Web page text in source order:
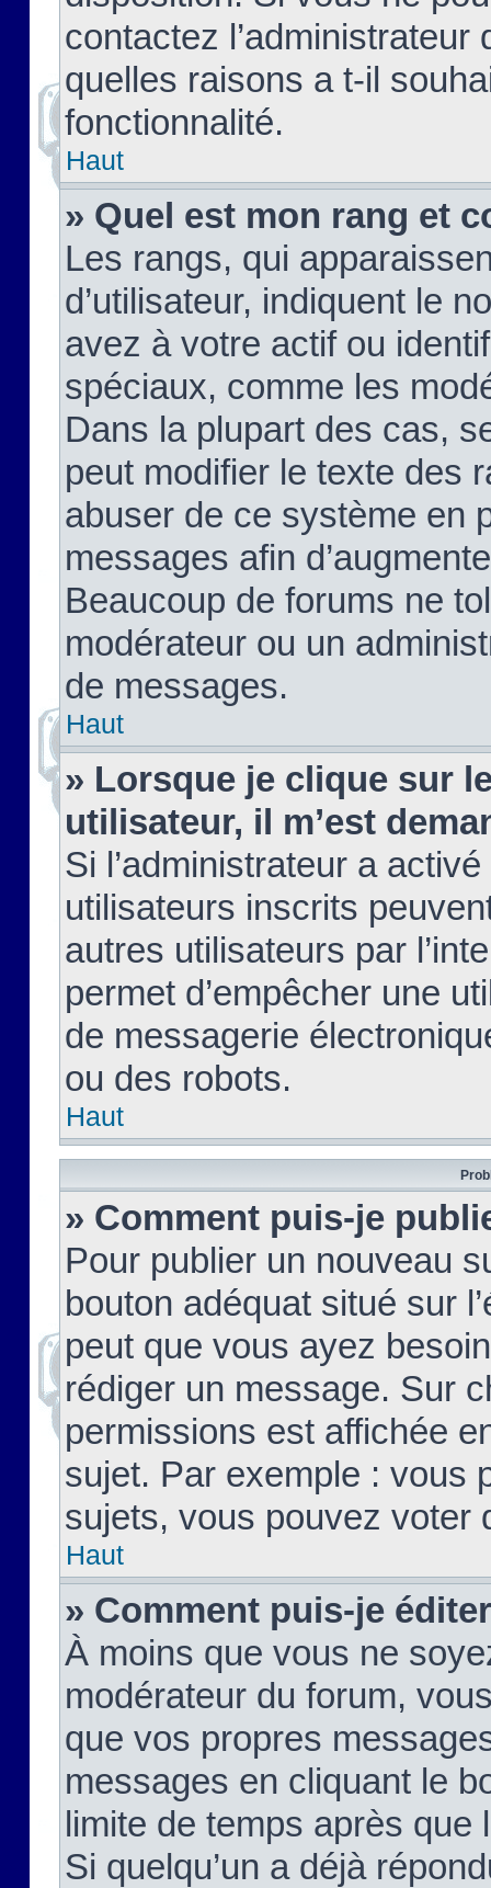
contactez
quelles raisons a t-il
fonctionnalité.
Haut
» Quel est mon rang et
Les rangs, qui
d’utilisateur, indiquent le
avez à votre actif ou
spéciaux, comme les
Dans la plupart des cas,
peut modifier le texte des
abuser de ce système en
messages afin
Beaucoup de forums ne
modérateur ou un
de messages.
Haut
» Lorsque je clique sur
utilisateur, il m’est
Si l’administrateur a
utilisateurs inscrits
autres utilisateurs par
permet d’empêcher une
de messagerie
ou des robots.
Haut
» Comment puis-je
Pour publier un nouveau
bouton adéquat situé sur
peut que vous ayez
rédiger un message. Sur
permissions est affichée
sujet. Par exemple : vous
sujets, vous pouvez voter
Haut
» Comment puis-je
À moins que vous ne
modérateur du forum,
que vos propres
messages en cliquant le
limite de temps après que
Si quelqu’un a déjà